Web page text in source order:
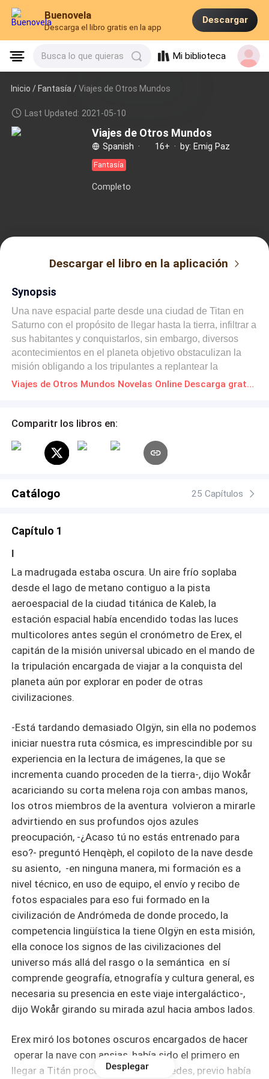
Buenovela
Descarga el libro gratis en la app
Descargar
Busca lo que quieras Mi biblioteca
Inicio /Fantasía /Viajes de Otros Mundos
Last Updated: 2021-05-10
Viajes de Otros Mundos
Spanish · 16+ · by: Emig Paz
Fantasía
Completo
Descargar el libro en la aplicación
Synopsis
Una nave espacial parte desde una ciudad de Titan en
Saturno con el propósito de llegar hasta la tierra, infiltrar a
sus habitantes y conquistarlos, sin embargo, diversos
acontecimientos en el planeta objetivo obstaculizan la
misión obligando a los tripulantes a replantear la
estrategia para conquistar la tierra.
Viajes de Otros Mundos Novelas Online Descarga gratuita de PDF
Comparitr los libros en:
Catálogo 25 Capítulos
Capítulo 1
I
La madrugada estaba oscura. Un aire frío soplaba
desde el lago de metano contiguo a la pista
aeroespacial de la ciudad titánica de Kaleb, la
estación espacial había encendido todas las luces
multicolores antes según el cronómetro de Erex, el
capitán de la misión universal ubicado en el mando de
la tripulación encargada de viajar a la conquista del
planeta aún por explorar en poder de otras
civilizaciones.
-Está tardando demasiado Olgÿn, sin ella no podemos
iniciar nuestra ruta cósmica, es imprescindible por su
experiencia en la lectura de imágenes, la que se
incrementa cuando proceden de la tierra-, dijo Wokår
acariciando su corta melena roja con ambas manos,
los otros miembros de la aventura volvieron a mirarle
advirtiendo en sus profundos ojos azules
preocupación, -¿Acaso tú no estás entrenado para
eso?- preguntó Henqèph, el copiloto de la nave desde
su asiento, -en ninguna manera, mi formación es a
nivel técnico, en uso de equipo, el envío y recibo de
fotos espaciales para eso fui formado en la
civilización de Andrómeda de donde procedo, la
competencia lingüística la tiene Olgÿn en esta misión,
ella conoce los signos de las civilizaciones del
universo más allá del rasgo o la semántica en sí
comprende geografía, etnografía y cultura general, es
necesaria su presencia en este viaje intergaláctico-,
dijo Wokår girando su mirada azul hacia ambos lados.
Erex miró los botones oscuros encargados de hacer
operar la nave con ansias, había sido el primero en
llegar a Titán procedente de Ganimedes, previo había
Desplegar